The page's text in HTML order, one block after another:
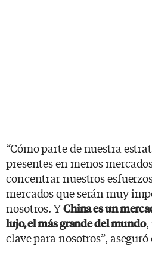
“Cómo parte de nuestra
presentes en menos
concentrar nuestros
mercados que serán muy
nosotros. YChina es un
lujo, el más grande del mundo,
clave para nosotros”, aseguró